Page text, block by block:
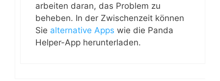
arbeiten daran, das Problem zu
beheben. In der Zwischenzeit können
Sie alternative Apps wie die Panda
Helper-App herunterladen.